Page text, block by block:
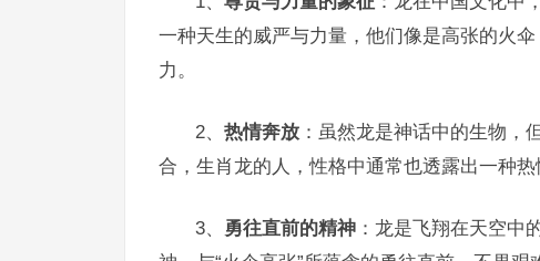
一种天生的威严与力量，他们像是高张的火
力。
2、 热情奔放 ：虽然龙是神话中的生物，
合，生肖龙的人，性格中通常也透露出一种
3、 勇往直前的精神 ：龙是飞翔在天空中